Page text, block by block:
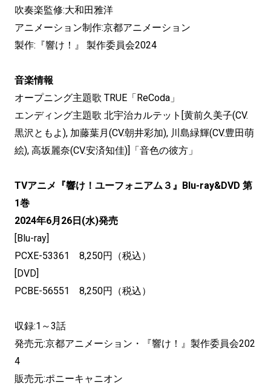
吹奏楽監修:大和田雅洋
アニメーション制作:京都アニメーション
製作:『響け！』 製作委員会2024
音楽情報
オープニング主題歌 TRUE「ReCoda」
エンディング主題歌 北宇治カルテット[黄前久美子(CV.
黒沢ともよ), 加藤葉月(CV.朝井彩加), 川島緑輝(CV.豊田萌
絵), 高坂麗奈(CV.安済知佳)]「音色の彼方」
TVアニメ『響け！ユーフォニアム３』Blu-ray&DVD 第
1巻
2024年6月26日(水)発売
[Blu-ray]
PCXE-53361 8,250円（税込）
[DVD]
PCBE-56551 8,250円（税込）
収録:1～3話
発売元:京都アニメーション・『響け！』製作委員会202
4
販売元:ポニーキャニオン